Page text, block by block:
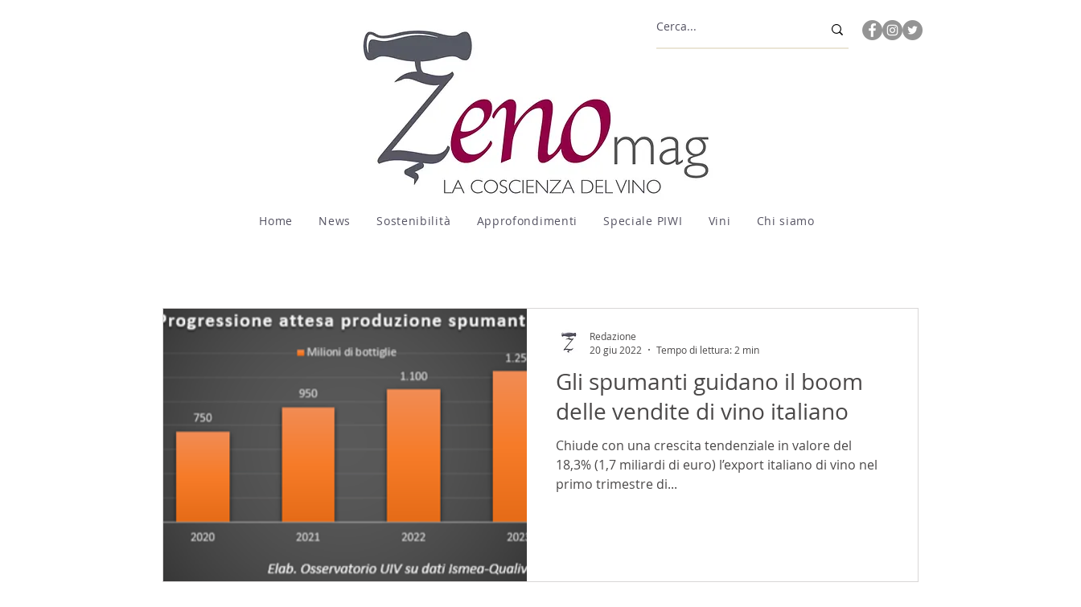
Home News Sostenibilità Approfondimenti Speciale PIWI Vini Chi siamo
Gli spumanti guidano il boom
delle vendite di vino italiano
Chiude con una crescita tendenziale in valore del
18,3% (1,7 miliardi di euro) l’export italiano di vino nel
primo trimestre di...
Redazione
20 giu 2022
Tempo di lettura: 2 min